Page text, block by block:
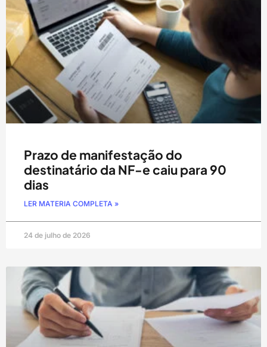
Prazo de manifestação do
destinatário da NF-e caiu para 90
dias
LER MATERIA COMPLETA »
24 de julho de 2026